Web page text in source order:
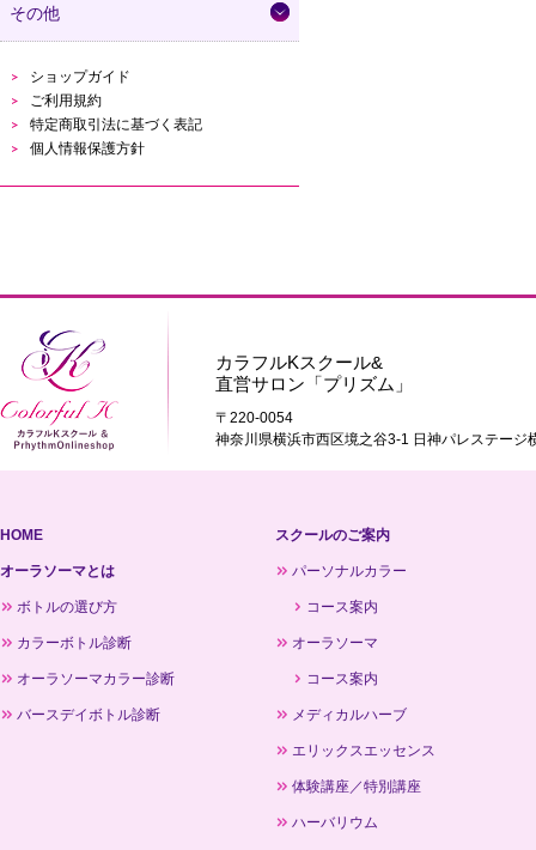
その他
ショップガイド
ご利用規約
特定商取引法に基づく表記
個人情報保護方針
カラフルKスクール&
直営サロン「プリズム」
〒220-0054
神奈川県横浜市西区境之谷3-1 日神パレステージ
HOME
オーラソーマとは
ボトルの選び方
カラーボトル診断
オーラソーマカラー診断
バースデイボトル診断
スクールのご案内
パーソナルカラー
コース案内
オーラソーマ
コース案内
メディカルハーブ
エリックスエッセンス
体験講座／特別講座
ハーバリウム